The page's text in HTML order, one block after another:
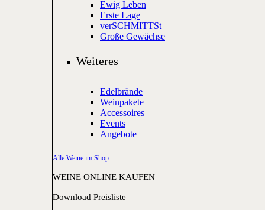
Ewig Leben
Erste Lage
verSCHMITTSt
Große Gewächse
Weiteres
Edelbrände
Weinpakete
Accessoires
Events
Angebote
Alle Weine im Shop
WEINE ONLINE KAUFEN
Download Preisliste